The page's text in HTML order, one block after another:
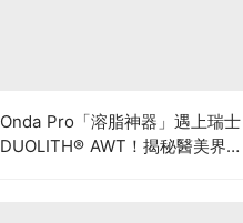
Onda Pro「溶脂神器」遇上瑞士
DUOLITH® AWT！揭秘醫美界悄